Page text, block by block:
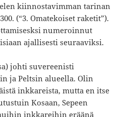
kiinnostavimman tarinan
(“3. Omatekoiset raketit”).
numeroinnut
ajallisesti seuraaviksi.
johti suvereenisti
ja Peltsin alueella. Olin
inkkareista, mutta en itse
Kosaan, Sepeen
inkkareihin eräänä